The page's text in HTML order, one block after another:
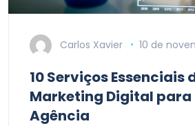
Carlos Xavier 10 de
10 Serviços Essenciais
Marketing Digital para
Agência